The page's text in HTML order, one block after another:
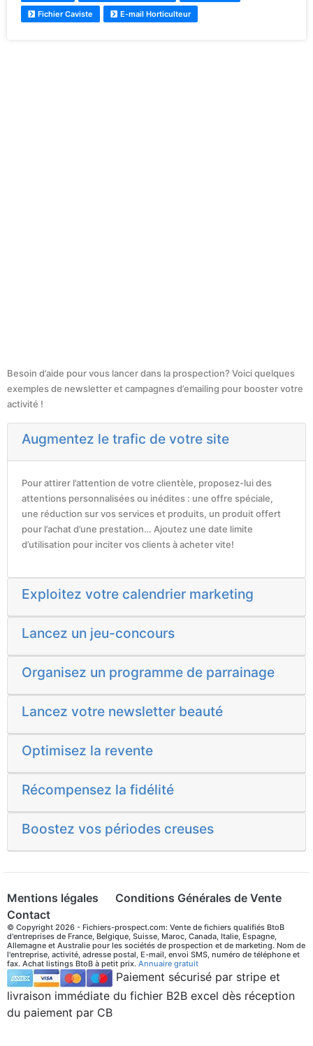
Fichier Caviste E-mail Horticulteur
Besoin d’aide pour vous lancer dans la prospection? Voici quelques
exemples de newsletter et campagnes d’emailing pour booster votre
activité !
Augmentez le trafic de votre site
Pour attirer l’attention de votre clientèle, proposez-lui des
attentions personnalisées ou inédites : une offre spéciale,
une réduction sur vos services et produits, un produit offert
pour l’achat d’une prestation… Ajoutez une date limite
d’utilisation pour inciter vos clients à acheter vite!
Exploitez votre calendrier marketing
Lancez un jeu-concours
Organisez un programme de parrainage
Lancez votre newsletter beauté
Optimisez la revente
Récompensez la fidélité
Boostez vos périodes creuses
Mentions légales
Conditions Générales de Vente
Contact
© Copyright 2026 - Fichiers-prospect.com: Vente de fichiers qualifiés BtoB
d'entreprises de France, Belgique, Suisse, Maroc, Canada, Italie, Espagne,
Allemagne et Australie pour les sociétés de prospection et de marketing. Nom de
l'entreprise, activité, adresse postal, E-mail, envoi SMS, numéro de téléphone et
fax. Achat listings BtoB à petit prix. Annuaire gratuit
Paiement sécurisé par stripe et
livraison immédiate du fichier B2B excel dès réception
du paiement par CB